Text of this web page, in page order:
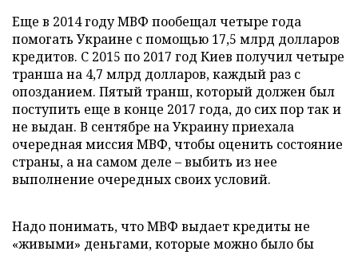
Еще в 2014 году МВФ пообещал четыре года
помогать Украине с помощью 17,5 млрд долларов
кредитов. С 2015 по 2017 год Киев получил четыре
транша на 4,7 млрд долларов, каждый раз с
опозданием. Пятый транш, который должен был
поступить еще в конце 2017 года, до сих пор так и
не выдан. В сентябре на Украину приехала
очередная миссия МВФ, чтобы оценить состояние
страны, а на самом деле – выбить из нее
выполнение очередных своих условий.
Надо понимать, что МВФ выдает кредиты не
«живыми» деньгами, которые можно было бы